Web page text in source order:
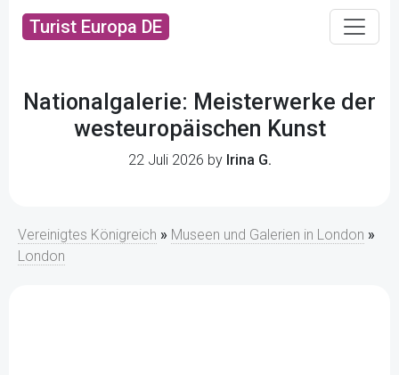
Turist Europa DE
Nationalgalerie: Meisterwerke der
westeuropäischen Kunst
22 Juli 2026 by Irina G.
Vereinigtes Königreich » Museen und Galerien in London »
London